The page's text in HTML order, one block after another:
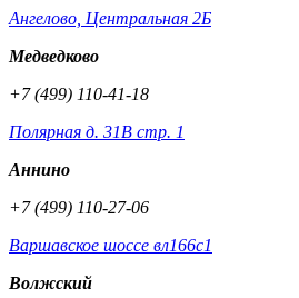
Ангелово, Центральная 2Б
Медведково
+7 (499) 110-41-18
Полярная д. 31В стр. 1
Аннино
+7 (499) 110-27-06
Варшавское шоссе вл166с1
Волжский